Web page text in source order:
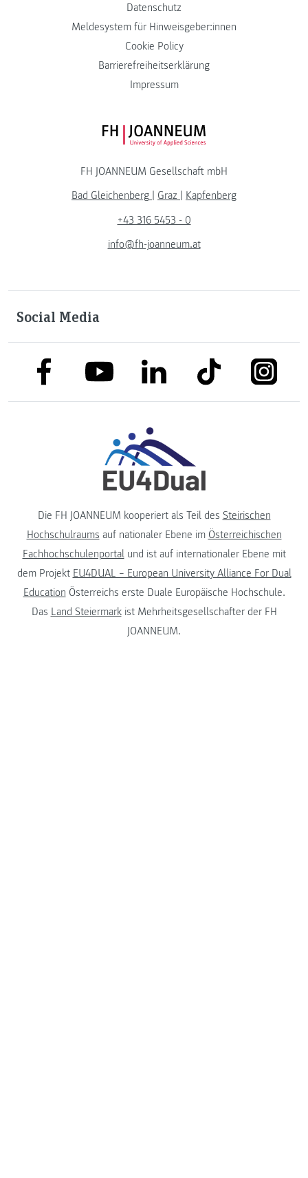
Datenschutz
Meldesystem für Hinweisgeber:innen
Cookie Policy
Barrierefreiheitserklärung
Impressum
FH JOANNEUM Logo
FH JOANNEUM Gesellschaft mbH
Bad Gleichenberg
Graz
Kapfenberg
+43 316 5453 - 0
info@fh-joanneum.at
Social Media
link to facebooklink to youtubelink to linkedinlink to tiktok
Die FH JOANNEUM kooperiert als Teil des Steirischen
Hochschulraums auf nationaler Ebene im Österreichischen
Fachhochschulenportalund ist auf internationaler Ebene mit
dem Projekt EU4DUAL – European University Alliance For Dual
Education Österreichs erste Duale Europäische Hochschule.
Das Land Steiermarkist Mehrheitsgesellschafter der FH
JOANNEUM.